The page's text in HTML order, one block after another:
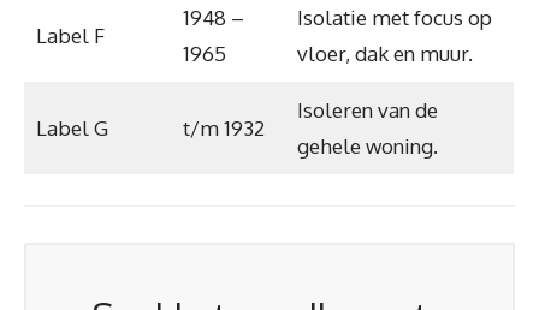
Label F
1948 –
1965
Isolatie met focus op
vloer, dak en muur.
Label G t/m 1932
Isoleren van de
gehele woning.